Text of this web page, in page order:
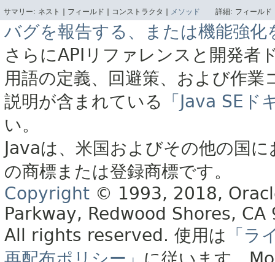
サマリー: ネスト | フィールド | コンストラクタ | メソッド 詳細: フィール
バグを報告する、または機能強化
さらにAPIリファレンスと開発者
用語の定義、回避策、および作
説明が含まれている
「Java SE
い。
Javaは、米国およびその他の国
の商標または登録商標です。
Copyright © 1993, 2018,
Parkway, Redwood Shores, CA
All rights reserved. 使用は 「ラ